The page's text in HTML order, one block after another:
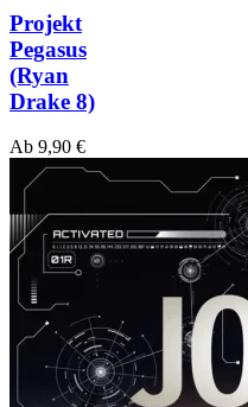
Projekt
Pegasus
(Ryan
Drake 8)
Ab 9,90 €